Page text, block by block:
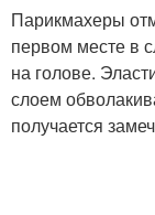
Парикмахеры
первом месте в
на голове.
слоем
получается